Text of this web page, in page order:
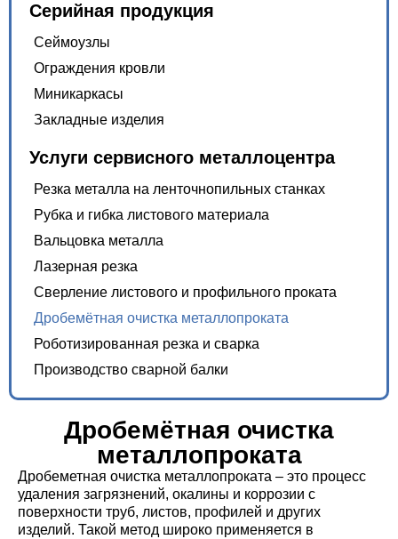
Серийная продукция
Сеймоузлы
Ограждения кровли
Миникаркасы
Закладные изделия
Услуги сервисного металлоцентра
Резка металла на ленточнопильных станках
Рубка и гибка листового материала
Вальцовка металла
Лазерная резка
Сверление листового и профильного проката
Дробемётная очистка металлопроката
Роботизированная резка и сварка
Производство сварной балки
Дробемётная очистка
металлопроката
Дробеметная очистка металлопроката – это процесс
удаления загрязнений, окалины и коррозии с
поверхности труб, листов, профилей и других
изделий. Такой метод широко применяется в